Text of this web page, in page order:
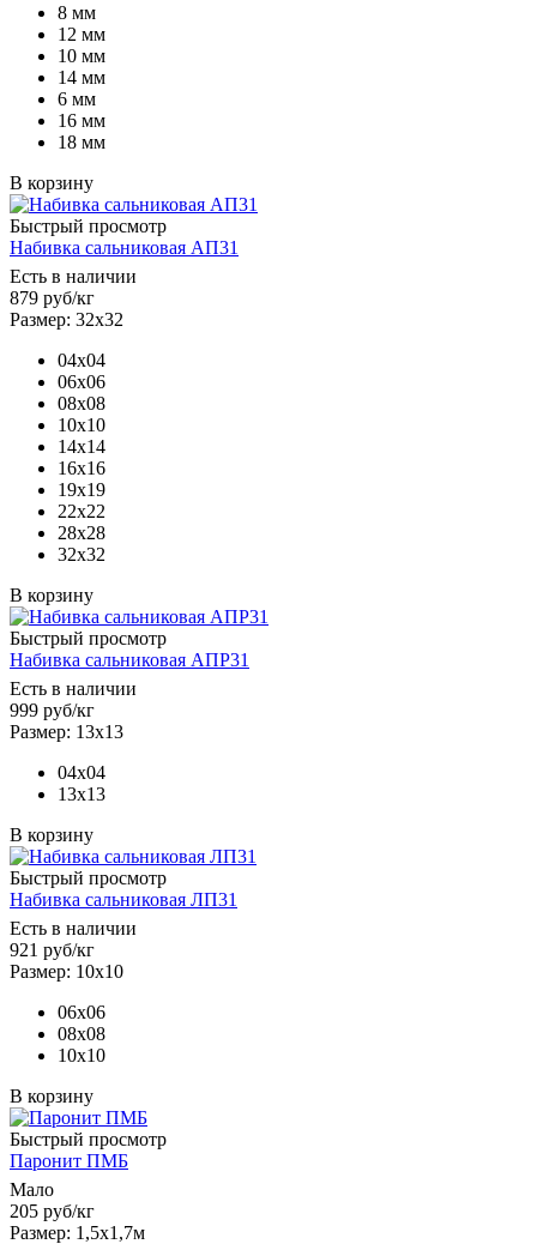
8 мм
12 мм
10 мм
14 мм
6 мм
16 мм
18 мм
В корзину
Быстрый просмотр
Набивка сальниковая АП31
Есть в наличии
879 руб/кг
Размер: 32х32
04х04
06х06
08х08
10х10
14х14
16х16
19х19
22х22
28х28
32х32
В корзину
Быстрый просмотр
Набивка сальниковая АПР31
Есть в наличии
999 руб/кг
Размер: 13х13
04х04
13х13
В корзину
Быстрый просмотр
Набивка сальниковая ЛП31
Есть в наличии
921 руб/кг
Размер: 10х10
06х06
08х08
10х10
В корзину
Быстрый просмотр
Паронит ПМБ
Мало
205 руб/кг
Размер: 1,5х1,7м